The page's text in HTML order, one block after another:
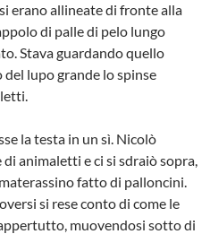
erano allineate di fronte alla
di palle di pelo lungo
Stava guardando quello
lupo grande lo spinse
la testa in un sì. Nicolò
animaletti e ci si sdraiò sopra,
fatto di palloncini.
si rese conto di come le
muovendosi sotto di